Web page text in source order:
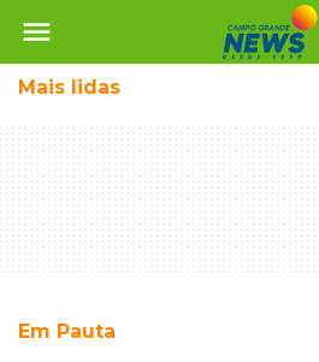
menu
Mais lidas
Em Pauta